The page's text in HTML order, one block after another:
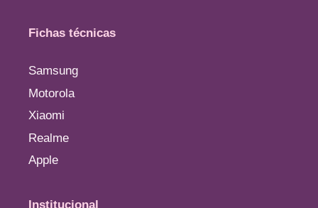
Fichas técnicas
Samsung
Motorola
Xiaomi
Realme
Apple
Institucional